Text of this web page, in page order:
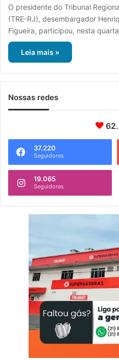
O presidente do Tribunal
(TRE-RJ), desembargador
Figueira, participou, nesta
Leia mais »
Nossas redes
37.220
Seguidores
19.065
Seguidores